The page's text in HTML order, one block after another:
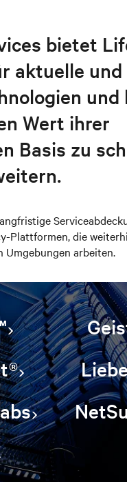
bietet
aktuelle und
Wert ihrer
Basis zu
Plattformen, die
Umgebungen arbeiten.